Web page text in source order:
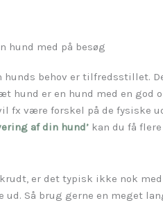
hund med på besøg
behov er tilfredsstillet.
hund er en hund med en god
fx være forskel på de
af din hund’ kan du få
er det typisk ikke nok
Så brug gerne en meget